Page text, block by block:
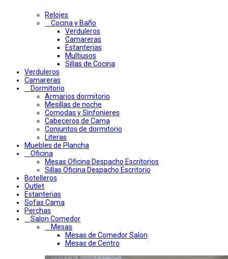
Relojes
Cocina y Baño
Verduleros
Camareras
Estanterias
Multiusos
Sillas de Cocina
Verduleros
Camareras
Dormitorio
Armarios dormitorio
Mesillas de noche
Comodas y Sinfonieres
Cabeceros de Cama
Conjuntos de dormitorio
Literas
Muebles de Plancha
Oficina
Mesas Oficina Despacho Escritorios
Sillas Oficina Despacho Escritorio
Botelleros
Outlet
Estanterias
Sofas Cama
Perchas
Salon Comedor
Mesas
Mesas de Comedor Salon
Mesas de Centro